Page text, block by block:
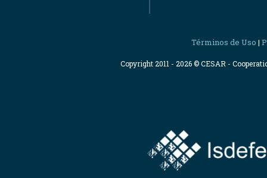
Términos de Uso |
Copyright 2011 - 2026 © CESAR -